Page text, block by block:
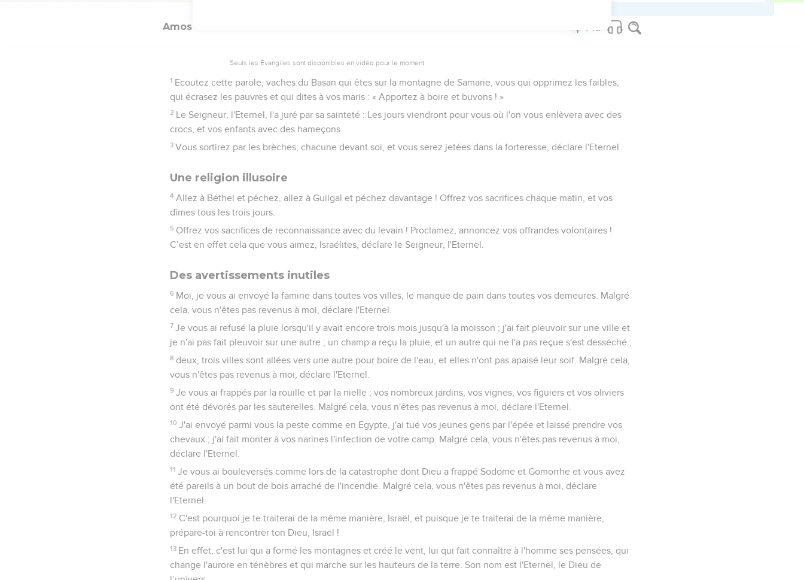
Amos
Seuls les Évangiles sont disponibles en vidéo pour le moment.
1 Ecoutez cette parole, vaches du Basan qui êtes sur la montagne de Samarie, vous qui opprimez les faibles,
qui écrasez les pauvres et qui dites à vos maris : « Apportez à boire et buvons ! »
2 Le Seigneur, l'Eternel, l'a juré par sa sainteté : Les jours viendront pour vous où l'on vous enlèvera avec des
crocs, et vos enfants avec des hameçons.
3 Vous sortirez par les brèches, chacune devant soi, et vous serez jetées dans la forteresse, déclare l'Eternel.
Une religion illusoire
4 Allez à Béthel et péchez, allez à Guilgal et péchez davantage ! Offrez vos sacrifices chaque matin, et vos
dîmes tous les trois jours.
5 Offrez vos sacrifices de reconnaissance avec du levain ! Proclamez, annoncez vos offrandes volontaires !
C’est en effet cela que vous aimez, Israélites, déclare le Seigneur, l'Eternel.
Des avertissements inutiles
6 Moi, je vous ai envoyé la famine dans toutes vos villes, le manque de pain dans toutes vos demeures. Malgré
cela, vous n'êtes pas revenus à moi, déclare l'Eternel.
7 Je vous ai refusé la pluie lorsqu'il y avait encore trois mois jusqu'à la moisson ; j'ai fait pleuvoir sur une ville et
je n'ai pas fait pleuvoir sur une autre ; un champ a reçu la pluie, et un autre qui ne l'a pas reçue s'est desséché ;
8 deux, trois villes sont allées vers une autre pour boire de l'eau, et elles n'ont pas apaisé leur soif. Malgré cela,
vous n'êtes pas revenus à moi, déclare l'Eternel.
9 Je vous ai frappés par la rouille et par la nielle ; vos nombreux jardins, vos vignes, vos figuiers et vos oliviers
ont été dévorés par les sauterelles. Malgré cela, vous n'êtes pas revenus à moi, déclare l'Eternel.
10 J'ai envoyé parmi vous la peste comme en Egypte, j'ai tué vos jeunes gens par l'épée et laissé prendre vos
chevaux ; j'ai fait monter à vos narines l'infection de votre camp. Malgré cela, vous n'êtes pas revenus à moi,
déclare l'Eternel.
11 Je vous ai bouleversés comme lors de la catastrophe dont Dieu a frappé Sodome et Gomorrhe et vous avez
été pareils à un bout de bois arraché de l'incendie. Malgré cela, vous n'êtes pas revenus à moi, déclare
l'Eternel.
12 C'est pourquoi je te traiterai de la même manière, Israël, et puisque je te traiterai de la même manière,
prépare-toi à rencontrer ton Dieu, Israël !
13 En effet, c'est lui qui a formé les montagnes et créé le vent, lui qui fait connaître à l'homme ses pensées, qui
change l'aurore en ténèbres et qui marche sur les hauteurs de la terre. Son nom est l'Eternel, le Dieu de